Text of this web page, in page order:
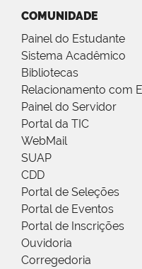
COMUNIDADE
Painel do Estudante
Sistema Acadêmico
Bibliotecas
Relacionamento com
Painel do Servidor
Portal da TIC
WebMail
SUAP
CDD
Portal de Seleções
Portal de Eventos
Portal de Inscrições
Ouvidoria
Corregedoria